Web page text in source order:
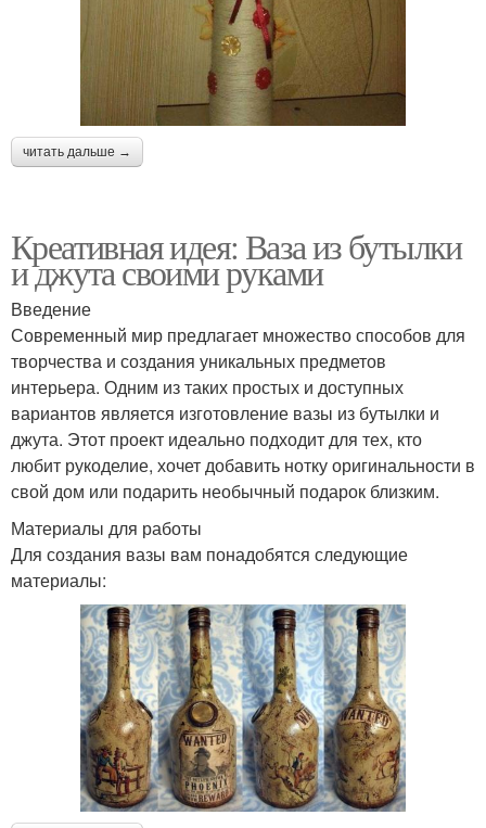
читать дальше →
Креативная идея: Ваза из бутылки
и джута своими руками
Введение
Современный мир предлагает множество способов для
творчества и создания уникальных предметов
интерьера. Одним из таких простых и доступных
вариантов является изготовление вазы из бутылки и
джута. Этот проект идеально подходит для тех, кто
любит рукоделие, хочет добавить нотку оригинальности в
свой дом или подарить необычный подарок близким.
Материалы для работы
Для создания вазы вам понадобятся следующие
материалы: